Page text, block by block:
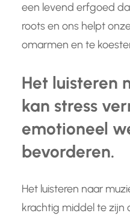
een levend erfgoed
roots en ons helpt
omarmen en te
Het luisteren
kan stress
emotioneel
bevorderen.
Het luisteren naar
krachtig middel te zijn